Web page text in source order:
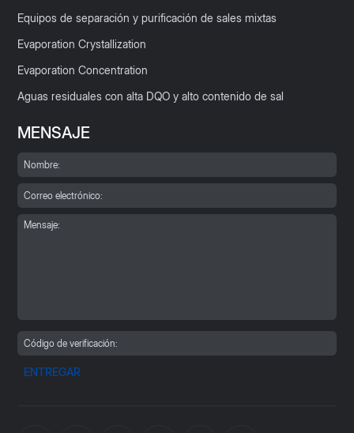
Equipos de separación y purificación de sales mixtas
Evaporation Crystallization
Evaporation Concentration
Aguas residuales con alta DQO y alto contenido de sal
MENSAJE
ENTREGAR